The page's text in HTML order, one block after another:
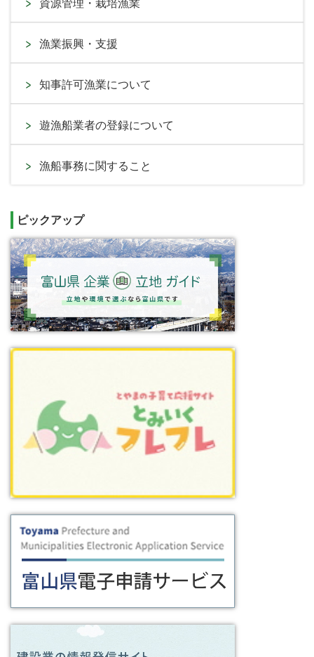
資源管理・栽培漁業
漁業振興・支援
知事許可漁業について
遊漁船業者の登録について
漁船事務に関すること
ピックアップ